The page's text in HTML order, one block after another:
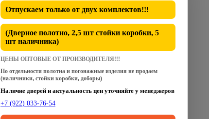
Отпускаем только от двух комплектов!!!
(Дверное полотно, 2,5 шт стойки коробки, 5
шт наличника)
ЦЕНЫ ОПТОВЫЕ ОТ ПРОИЗВОДИТЕЛЯ!!!
По отдельности полотна и погонажные изделия не продаем
(наличники, стойки коробки, доборы)
Наличие дверей и актуальность цен уточняйте у менеджеров
+7 (922) 033-76-54